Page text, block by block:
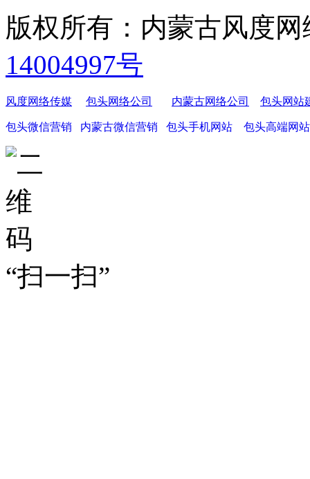
版权所有：内蒙古风度
14004997号
风度网络传媒 包头网络公司 内蒙古网络公司 包头网站
包头微信营销 内蒙古微信营销 包头手机网站 包头高端网
“扫一扫”